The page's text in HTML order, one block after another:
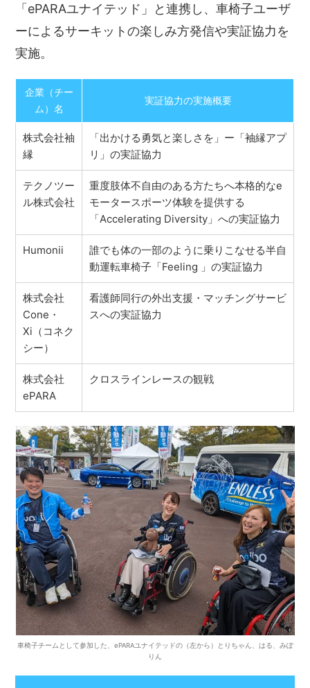
「ePARAユナイテッド」と連携し、車椅子ユーザ
ーによるサーキットの楽しみ方発信や実証協力を
実施。
企業（チー
ム）名
実証協力の実施概要
株式会社袖
縁
「出かける勇気と楽しさを」ー「袖縁アプ
リ」の実証協力
テクノツー
ル株式会社
重度肢体不自由のある方たちへ本格的なe
モータースポーツ体験を提供する
「Accelerating Diversity」への実証協力
Humonii
誰でも体の一部のように乗りこなせる半自
動運転車椅子「Feeling 」の実証協力
株式会社
Cone・
Xi（コネク
シー）
看護師同行の外出支援・マッチングサービ
スへの実証協力
株式会社
ePARA
クロスラインレースの観戦
車椅子チームとして参加した、ePARAユナイテッドの（左から）とりちゃん、はる、みぽ
りん